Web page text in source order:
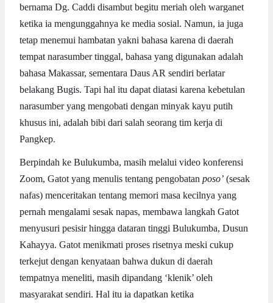
bernama Dg. Caddi disambut begitu meriah oleh warganet
ketika ia mengunggahnya ke media sosial. Namun, ia juga
tetap menemui hambatan yakni bahasa karena di daerah
tempat narasumber tinggal, bahasa yang digunakan adalah
bahasa Makassar, sementara Daus AR sendiri berlatar
belakang Bugis. Tapi hal itu dapat diatasi karena kebetulan
narasumber yang mengobati dengan minyak kayu putih
khusus ini, adalah bibi dari salah seorang tim kerja di
Pangkep.
Berpindah ke Bulukumba, masih melalui video konferensi
Zoom, Gatot yang menulis tentang pengobatan poso’ (sesak
nafas) menceritakan tentang memori masa kecilnya yang
pernah mengalami sesak napas, membawa langkah Gatot
menyusuri pesisir hingga dataran tinggi Bulukumba, Dusun
Kahayya. Gatot menikmati proses risetnya meski cukup
terkejut dengan kenyataan bahwa dukun di daerah
tempatnya meneliti, masih dipandang ‘klenik’ oleh
masyarakat sendiri. Hal itu ia dapatkan ketika